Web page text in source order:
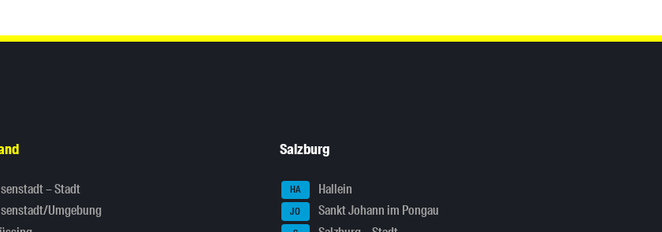
– Stadt
Umgebung
Salzburg
HA Hallein
JO Sankt Johann im Pongau